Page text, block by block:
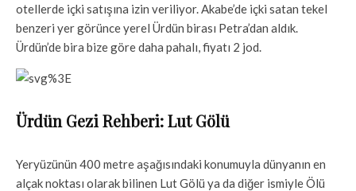
otellerde içki satışına izin veriliyor. Akabe’de içki satan tekel
benzeri yer görünce yerel Ürdün birası Petra’dan aldık.
Ürdün’de bira bize göre daha pahalı, fiyatı 2 jod.
Ürdün Gezi Rehberi: Lut Gölü
Yeryüzünün 400 metre aşağısındaki konumuyla dünyanın en
alçak noktası olarak bilinen Lut Gölü ya da diğer ismiyle Ölü